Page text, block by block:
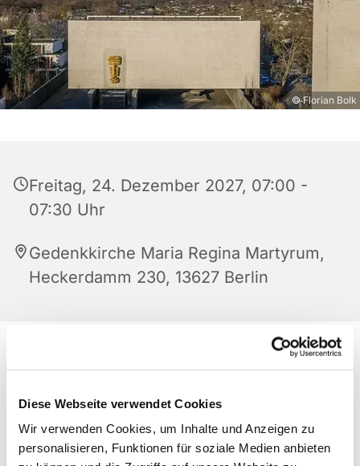
Diese Webseite verwendet Cookies
Wir verwenden Cookies, um Inhalte und Anzeigen zu
personalisieren, Funktionen für soziale Medien anbieten
© Florian Bolk
Freitag, 24. Dezember 2027, 07:00 -
07:30 Uhr
Gedenkkirche Maria Regina Martyrum,
Heckerdamm 230, 13627 Berlin